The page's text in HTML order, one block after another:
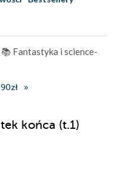
📚 Fantastyka i science-
końca (t.1)